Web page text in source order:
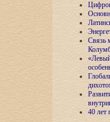
Связь
40 лет